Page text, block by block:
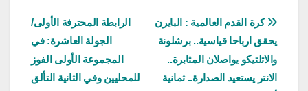
تصفّح
المقالات
الرابطة المحترفة الأولى/
الجولة العاشرة: في
المجموعة الأولى الفوز
للمحليين وفي الثانية التألق
كرة القدم العالمية : البايرن
يحقق ارباحا قياسية.. برشلونة
والاتلتيكو يواصلان المثابرة..
الانتر يستعيد الصدارة.. ثمانية